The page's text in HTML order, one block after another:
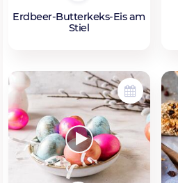
Erdbeer-Butterkeks-Eis am
Stiel